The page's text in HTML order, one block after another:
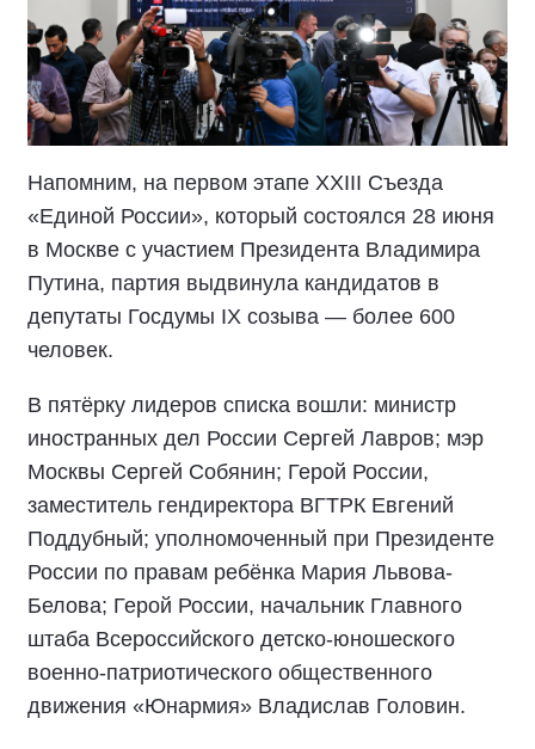
Напомним, на первом этапе XXIII Съезда
«Единой России», который состоялся 28 июня
в Москве с участием Президента Владимира
Путина, партия выдвинула кандидатов в
депутаты Госдумы IX созыва — более 600
человек.
В пятёрку лидеров списка вошли: министр
иностранных дел России Сергей Лавров; мэр
Москвы Сергей Собянин; Герой России,
заместитель гендиректора ВГТРК Евгений
Поддубный; уполномоченный при Президенте
России по правам ребёнка Мария Львова-
Белова; Герой России, начальник Главного
штаба Всероссийского детско-юношеского
военно-патриотического общественного
движения «Юнармия» Владислав Головин.